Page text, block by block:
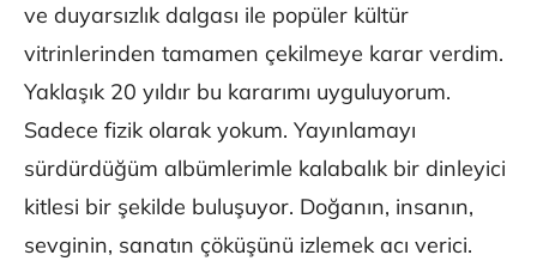
ve duyarsızlık dalgası ile popüler kültür
vitrinlerinden tamamen çekilmeye karar verdim.
Yaklaşık 20 yıldır bu kararımı uyguluyorum.
Sadece fizik olarak yokum. Yayınlamayı
sürdürdüğüm albümlerimle kalabalık bir dinleyici
kitlesi bir şekilde buluşuyor. Doğanın, insanın,
sevginin, sanatın çöküşünü izlemek acı verici.